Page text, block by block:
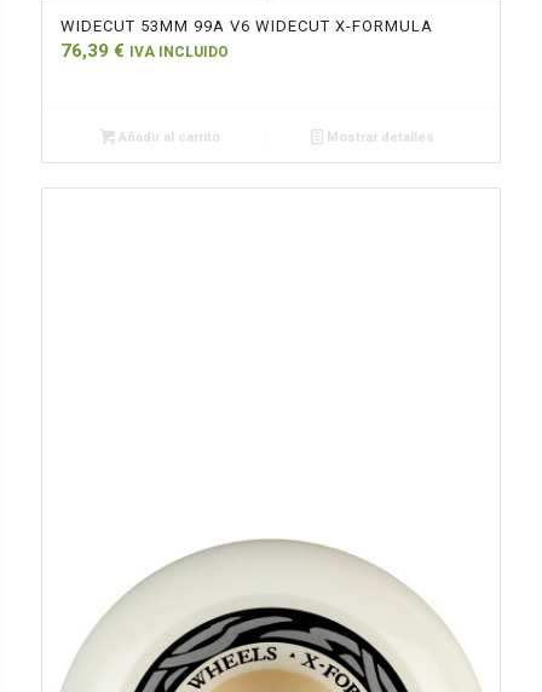
WIDECUT 53MM 99A V6 WIDECUT X-FORMULA
76,39 € IVA INCLUIDO
Añadir al carrito Mostrar detalles